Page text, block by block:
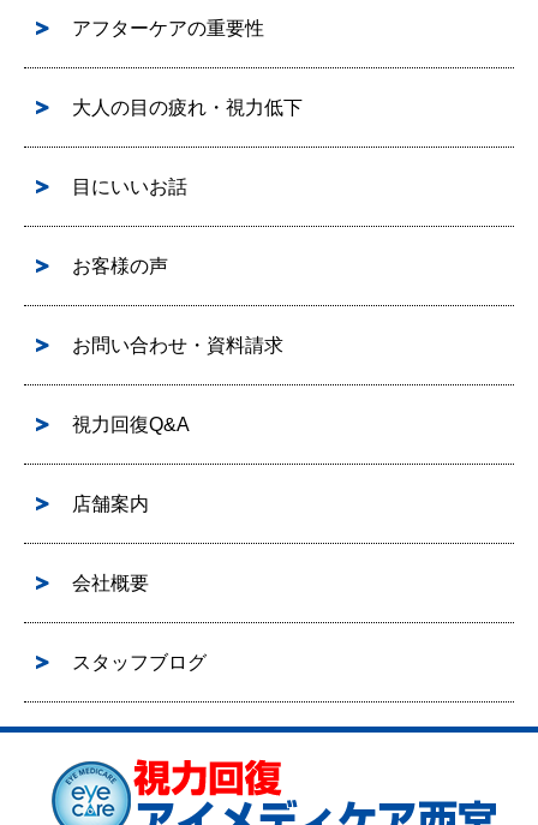
アフターケアの重要性
大人の目の疲れ・視力低下
目にいいお話
お客様の声
お問い合わせ・資料請求
視力回復Q&A
店舗案内
会社概要
スタッフブログ